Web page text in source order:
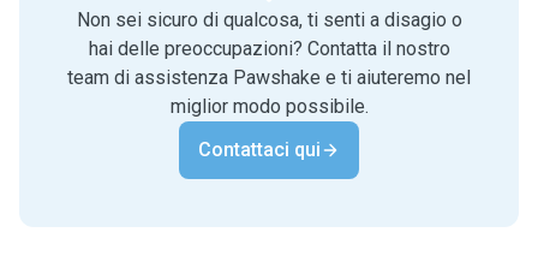
Non sei sicuro di qualcosa, ti senti a disagio o
hai delle preoccupazioni? Contatta il nostro
team di assistenza Pawshake e ti aiuteremo nel
miglior modo possibile.
Contattaci qui